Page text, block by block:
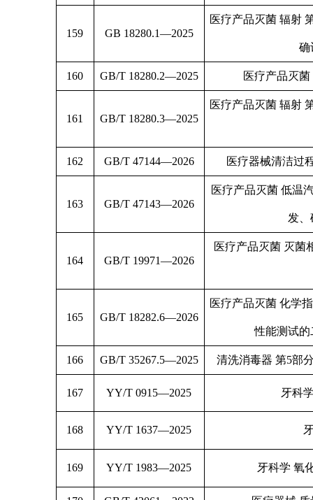
159 GB 18280.1—2025
医疗产品灭菌 辐射
确
160 GB/T 18280.2—2025 医疗产品灭
161 GB/T 18280.3—2025
医疗产品灭菌 辐射
162 GB/T 47144—2026 医疗器械清洁过
163 GB/T 47143—2026
医疗产品灭菌 低温
发
164 GB/T 19971—2026
医疗产品灭菌 灭菌
165 GB/T 18282.6—2026
医疗产品灭菌 化学
性能测试
166 GB/T 35267.5—2025 清洗消毒器 第5部
167 YY/T 0915—2025 牙科
168 YY/T 1637—2025
169 YY/T 1983—2025 牙科学 氧